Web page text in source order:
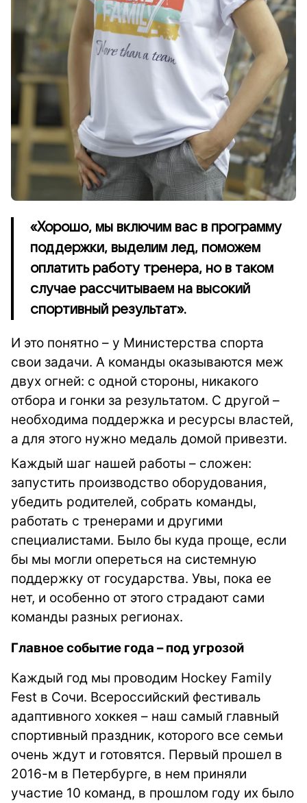
«Хорошо, мы включим вас в программу
поддержки, выделим лед, поможем
оплатить работу тренера, но в таком
случае рассчитываем на высокий
спортивный результат».
И это понятно – у Министерства спорта
свои задачи. А команды оказываются меж
двух огней: с одной стороны, никакого
отбора и гонки за результатом. С другой –
необходима поддержка и ресурсы властей,
а для этого нужно медаль домой привезти.
Каждый шаг нашей работы – сложен:
запустить производство оборудования,
убедить родителей, собрать команды,
работать с тренерами и другими
специалистами. Было бы куда проще, если
бы мы могли опереться на системную
поддержку от государства. Увы, пока ее
нет, и особенно от этого страдают сами
команды разных регионах.
Главное событие года – под угрозой
Каждый год мы проводим Hockey Family
Fest в Сочи. Всероссийский фестиваль
адаптивного хоккея – наш самый главный
спортивный праздник, которого все семьи
очень ждут и готовятся. Первый прошел в
2016-м в Петербурге, в нем приняли
участие 10 команд, в прошлом году их было